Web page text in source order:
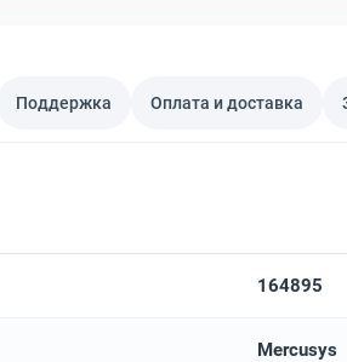
Поддержка Оплата и доставка
164895
Mercusys